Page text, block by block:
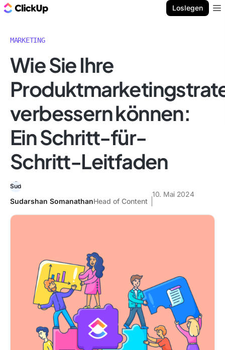
Loslegen
MARKETING
Wie Sie Ihre
verbessern können:
Ein Schritt-für-
Schritt-Leitfaden
Sudarshan SomanathanHead of Content
10. Mai 2024